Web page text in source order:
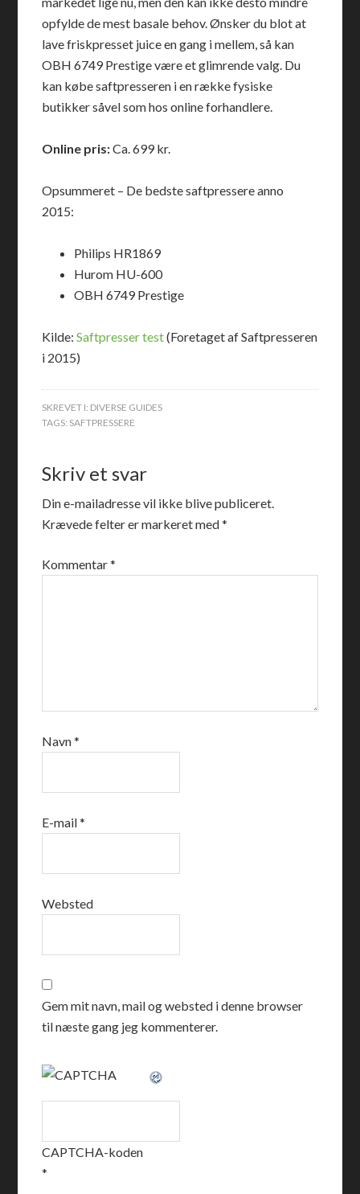
opfylde de mest basale behov. Ønsker du blot at
lave friskpresset juice en gang i mellem, så kan
OBH 6749 Prestige være et glimrende valg. Du
kan købe saftpresseren i en række fysiske
butikker såvel som hos online forhandlere.
Online pris:Ca. 699 kr.
Opsummeret – De bedste saftpressere anno
2015:
Philips HR1869
Hurom HU-600
OBH 6749 Prestige
Kilde:Saftpresser test(Foretaget af Saftpresseren
i 2015)
SKREVET I: DIVERSE GUIDES
TAGS: SAFTPRESSERE
Skriv et svar
Din e-mailadresse vil ikke blive publiceret.
Krævede felter er markeret med*
Kommentar*
Navn*
E-mail*
Websted
Gem mit navn, mail og websted i denne browser
til næste gang jeg kommenterer.
CAPTCHA-koden
*